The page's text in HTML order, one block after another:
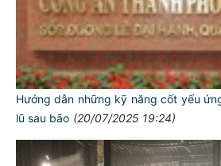
Hướng dẫn những kỹ năng cốt yếu
lũ sau bão (20/07/2025 19:24)